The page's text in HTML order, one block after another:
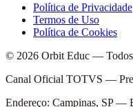
Política de Privacidade
Termos de Uso
Política de Cookies
© 2026 Orbit Educ — Todos
Canal Oficial TOTVS —
Endereço: Campinas, SP —